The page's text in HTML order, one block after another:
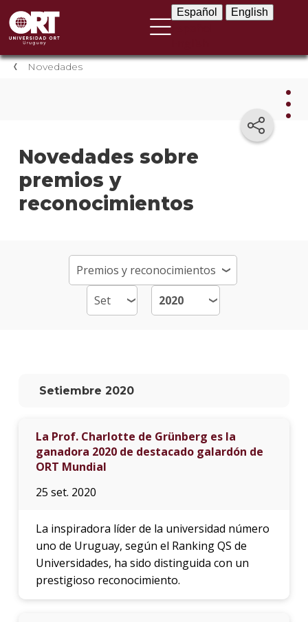
Español English
Novedades
Novedades sobre
premios y
reconocimientos
Setiembre 2020
La Prof. Charlotte de Grünberg es la
ganadora 2020 de destacado galardón de
ORT Mundial
25 set. 2020
La inspiradora líder de la universidad número
uno de Uruguay, según el Ranking QS de
Universidades, ha sido distinguida con un
prestigioso reconocimiento.